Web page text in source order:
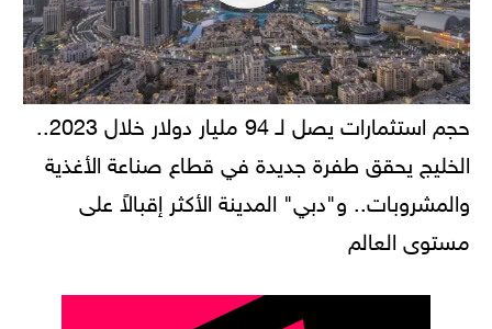
حجم استثمارات يصل لـ 94 مليار دولار خلال 2023..
الخليج يحقق طفرة جديدة في قطاع صناعة الأغذية
والمشروبات.. و"دبي" المدينة الأكثر إقبالاً على
مستوى العالم